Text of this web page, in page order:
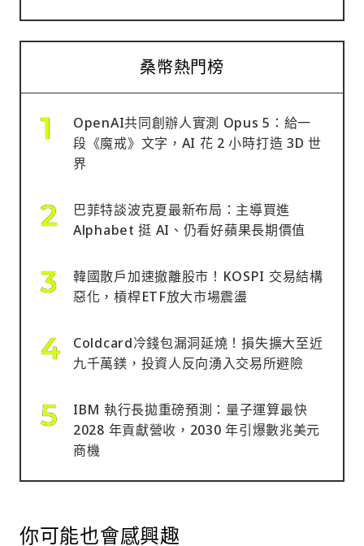
桑幣熱門榜
OpenAI共同創辦人實測 Opus 5：給一
段《魔戒》文字，AI 花 2 小時打造 3D 世
界
巴菲特談波克夏最新布局：主導買進
Alphabet 挺 AI、仍看好蘋果長期價值
韓國散戶加速撤離股市！KOSPI 交易結構
惡化，槓桿ETF放大市場震盪
Coldcard冷錢包漏洞延燒！損失擴大至近
九千萬鎂，投資人反向湧入交易所避險
IBM 執行長拋重磅預測：量子運算最快
2028 年貢獻營收，2030 年引爆數兆美元
商機
你可能也會感興趣